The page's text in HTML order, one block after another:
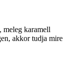
meleg karamell
akkor tudja mire